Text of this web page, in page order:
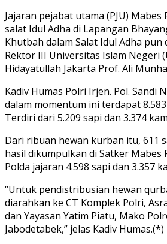
Jajaran pejabat utama (PJU)
salat Idul Adha di Lapangan
Khutbah dalam Salat Idul Adha pun
Rektor III Universitas Islam Negeri
Hidayatullah Jakarta Prof. Ali
Kadiv Humas Polri Irjen. Pol. Sandi
dalam momentum ini terdapat
Terdiri dari 5.209 sapi dan 3.374
Dari ribuan hewan kurban itu, 611
hasil dikumpulkan di Satker Mabes
Polda jajaran 4.598 sapi dan 3.357
“Untuk pendistribusian hewan
diarahkan ke CT Komplek Polri,
dan Yayasan Yatim Piatu, Mako
Jabodetabek,” jelas Kadiv Humas.(*)